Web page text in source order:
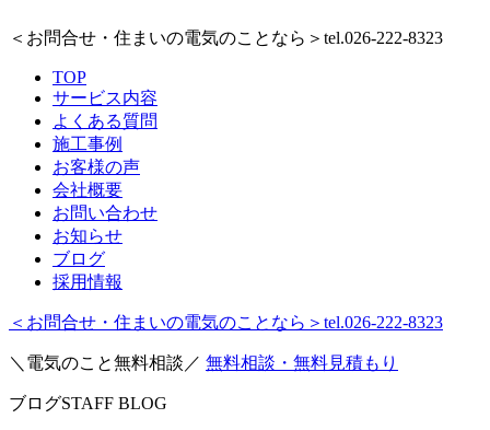
＜お問合せ・住まいの電気のことなら＞ tel.026-222-8323
TOP
サービス内容
よくある質問
施工事例
お客様の声
会社概要
お問い合わせ
お知らせ
ブログ
採用情報
＜お問合せ・住まいの電気のことなら＞ tel.026-222-8323
＼電気のこと無料相談／ 無料相談・無料見積もり
ブログSTAFF BLOG